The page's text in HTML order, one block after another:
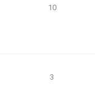
10
3